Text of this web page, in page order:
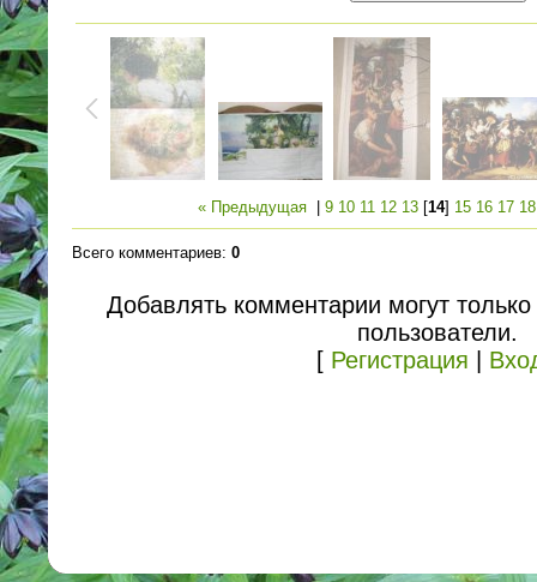
« Предыдущая 9 10 11 12 13 [14] 15 16 17 18
Всего комментариев: 0
Добавлять комментарии могут
пользователи.
[ Регистрация